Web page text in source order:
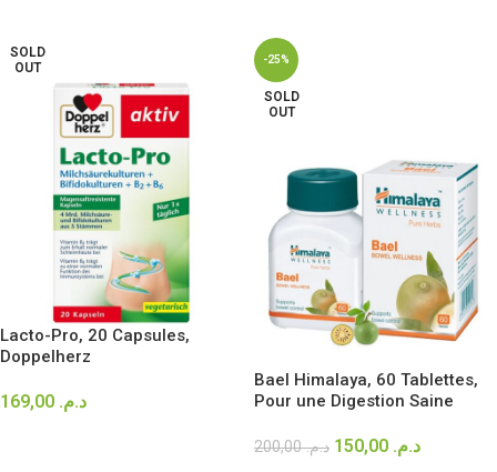
SOLD
OUT
Lacto-Pro, 20 Capsules,
Doppelherz
د.م.
-25%
SOLD
OUT
Bael Himalaya, 60 Tablettes,
Pour une Digestion Saine
د.م.200,00 د.م.